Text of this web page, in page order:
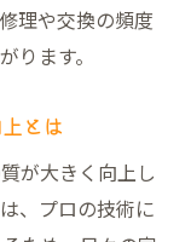
理や交換の頻度
ります。
とは
が大きく向上し
、プロの技術に